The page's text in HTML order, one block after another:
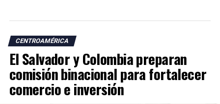
Copa retirará 14 aviones Embraer 190
CENTROAMÉRICA
El Salvador y Colombia preparan
comisión binacional para fortalecer
comercio e inversión